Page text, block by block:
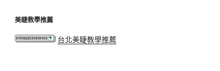
美睫教學推薦
台北美睫教學推薦